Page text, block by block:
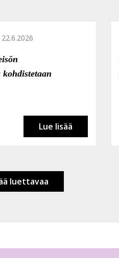
22.6.2026
Lue lisää
luettavaa